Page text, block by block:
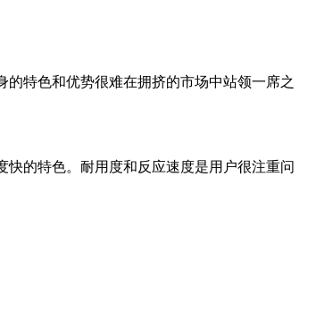
特色和优势很难在拥挤的市场中站领一席之
的特色。耐用度和反应速度是用户很注重问